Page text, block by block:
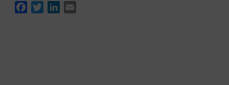
Facebook
TwitterLinkedIn